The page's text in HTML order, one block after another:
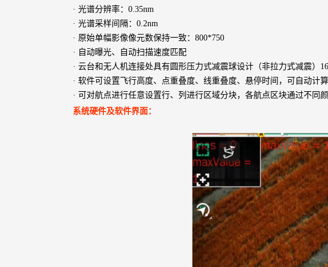
· 光谱分辨率：0.35nm
· 光谱采样间隔：0.2nm
· 原始单幅影像像元数保持一致：800*750
· 自动曝光、自动扫描速度匹配
· 云台和无人机连接处具有圆形压力式减震球设计（非拉力式减震）
· 软件可设置飞行高度、点重叠度、线重叠度、悬停时间，可自动计
· 可对航点进行任意设置行、列进行区域分块，各航点区块通过不同
系统硬件及软件界面：